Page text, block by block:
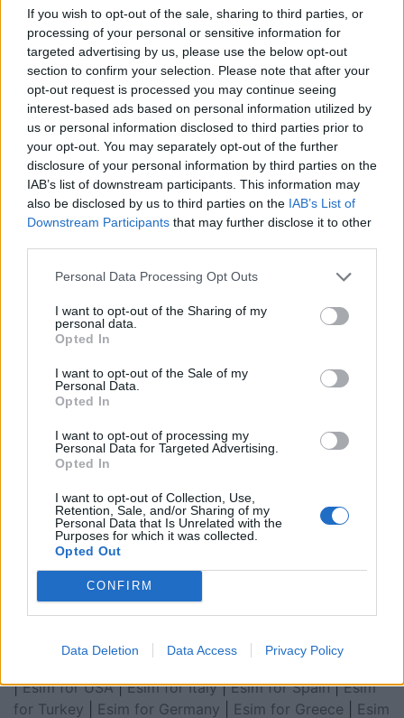
If you wish to opt-out of the sale, sharing to third parties, or
processing of your personal or sensitive information for
targeted advertising by us, please use the below opt-out
section to confirm your selection. Please note that after your
opt-out request is processed you may continue seeing
interest-based ads based on personal information utilized by
us or personal information disclosed to third parties prior to
your opt-out. You may separately opt-out of the further
disclosure of your personal information by third parties on the
IAB’s list of downstream participants. This information may
also be disclosed by us to third parties on the IAB’s List of
Downstream Participants that may further disclose it to other
Personal Data Processing Opt Outs
I want to opt-out of the Sharing of my
personal data.
Opted In
I want to opt-out of the Sale of my
Personal Data.
Opted In
I want to opt-out of processing my
Personal Data for Targeted Advertising.
Opted In
I want to opt-out of Collection, Use,
Retention, Sale, and/or Sharing of my
Personal Data that Is Unrelated with the
Purposes for which it was collected.
Opted Out
CONFIRM
Data Deletion Data Access Privacy Policy
Audi rikthen A2 si model
elektrik: konsum prej rreth 12,8
kWh për 100 kilometra
Lamborghini rikthen
frymëzimin e Miura-s në një
seri speciale prej 99 makinash
Dy zyrtarë të FBI-së vizitojnë
Shërbimin Korrektues të
dhe rreziqet e sigurisë
|Esim for USA|Esim for Italy|Esim for Spain|Esim
for Turkey
Esim for Germany Esim for Greece
Esim